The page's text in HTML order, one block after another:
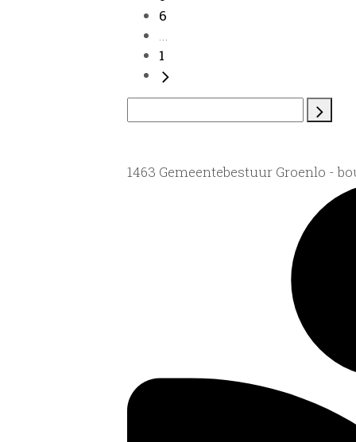
6
...
1
1463 Gemeentebestuur Groenlo -